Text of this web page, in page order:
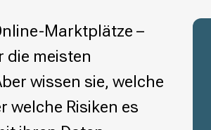
Marktplätze –
die meisten
wissen sie, welche
welche Risiken es